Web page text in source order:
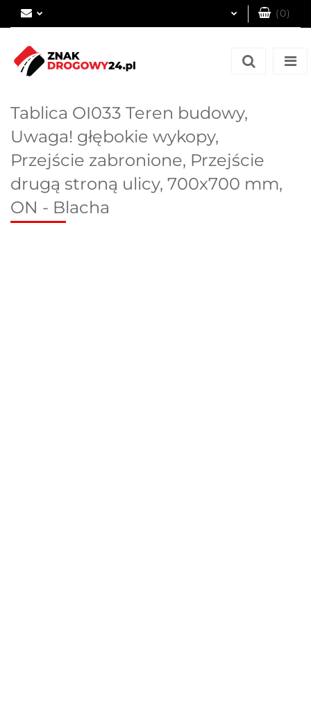
(0)
Tablica OI033 Teren budowy,
Uwaga! głębokie wykopy,
Przejście zabronione, Przejście
drugą stroną ulicy, 700x700 mm,
ON - Blacha